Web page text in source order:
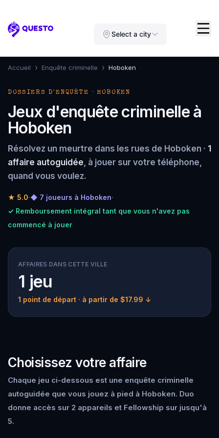
Questo Select a city
Accueil › Enquête criminelle › Hoboken
DOSSIERS D'ENQUÊTE · HOBOKEN
Jeux d'enquête criminelle à
Hoboken
Résolvez un meurtre dans les rues de Hoboken · 1
affaire autoguidée, à jouer sur votre téléphone,
quand vous voulez.
★ 5.0·◆ 7 joueurs à Hoboken·
✓ Remboursement intégral tant que vous n'avez pas
commencé à jouer
AFFAIRES DANS CETTE VILLE
1 jeu
1 point de départ · à partir de $17.99 ↓
Choisissez votre affaire
Chaque jeu ci-dessous est une enquête criminelle
autoguidée que vous jouez à pied à Hoboken. Duo
donne accès sur 2 appareils et Fellowship sur jusqu'à
5.